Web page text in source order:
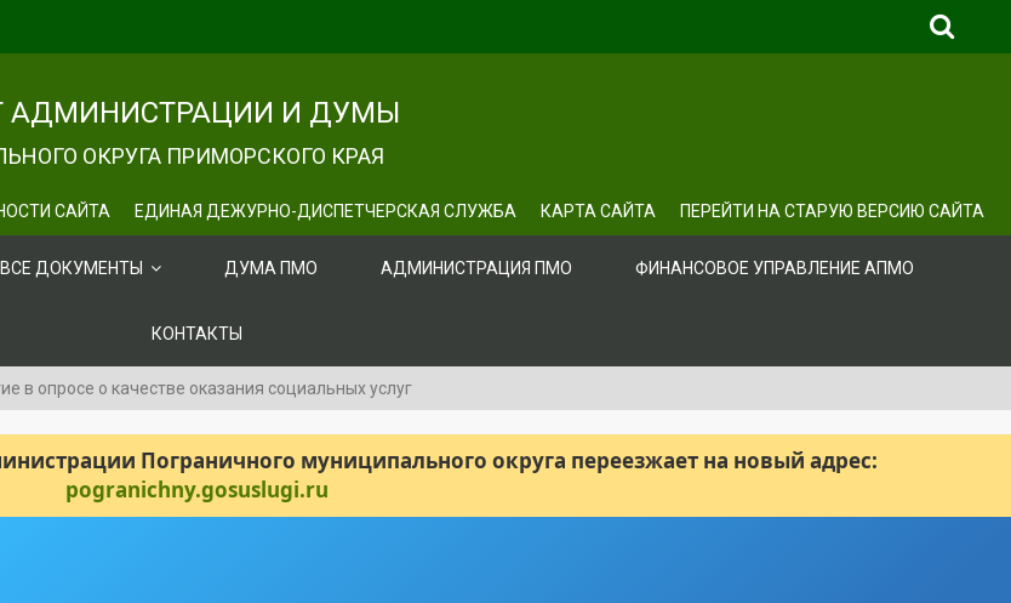
АДМИНИСТРАЦИИ И ДУМЫ
ОКРУГА ПРИМОРСКОГО КРАЯ
САЙТА ЕДИНАЯ ДЕЖУРНО-ДИСПЕТЧЕРСКАЯ СЛУЖБА КАРТА САЙТА ПЕРЕЙТИ НА СТАРУЮ ВЕРСИЮ САЙТА
ВСЕ ДОКУМЕНТЫ ДУМА ПМО АДМИНИСТРАЦИЯ ПМО ФИНАНСОВОЕ УПРАВЛЕНИЕ АПМО
КОНТАКТЫ
в опросе о качестве оказания социальных услуг
Пограничного муниципального округа переезжает на новый адрес:
pogranichny.gosuslugi.ru